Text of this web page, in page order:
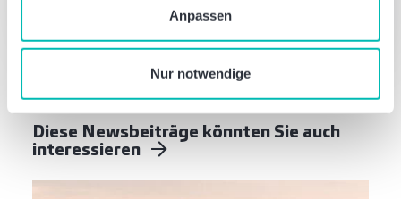
, wenn Sie unsere Webseite
nutzen.
Anpassen
Nur notwendige
Diese Newsbeiträge könnten Sie auch
interessieren